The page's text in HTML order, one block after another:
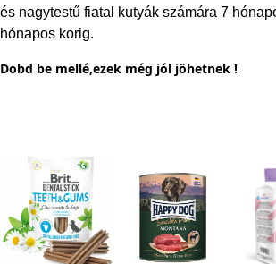
és nagytestű fiatal kutyák számára 7
hónapos korig.
Dobd be mellé,ezek még jól jöhetnek !